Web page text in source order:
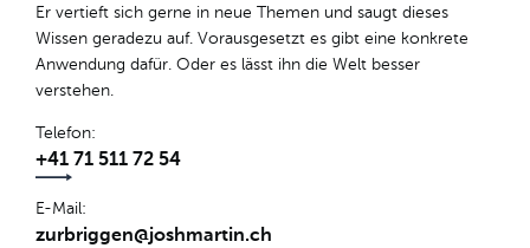
Er vertieft sich gerne in neue Themen und saugt dieses
Wissen geradezu auf. Vorausgesetzt es gibt eine konkrete
Anwendung dafür. Oder es lässt ihn die Welt besser
verstehen.
Telefon
+41 71 511 72 54
E-Mail
zurbriggen@joshmartin.ch